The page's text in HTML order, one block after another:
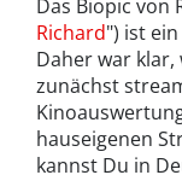
Das Biopic von
Richard") ist
Daher war klar,
zunächst
hauseigenen
kannst Du in